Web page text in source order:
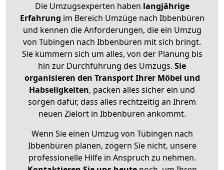
Die Umzugsexperten haben langjährige
Erfahrung im Bereich Umzüge nach Ibbenbüren
und kennen die Anforderungen, die ein Umzug
von Tübingen nach Ibbenbüren mit sich bringt.
Sie kümmern sich um alles, von der Planung bis
hin zur Durchführung des Umzugs. Sie
organisieren den Transport Ihrer Möbel und
Habseligkeiten, packen alles sicher ein und
sorgen dafür, dass alles rechtzeitig an Ihrem
neuen Zielort in Ibbenbüren ankommt.
Wenn Sie einen Umzug von Tübingen nach
Ibbenbüren planen, zögern Sie nicht, unsere
professionelle Hilfe in Anspruch zu nehmen.